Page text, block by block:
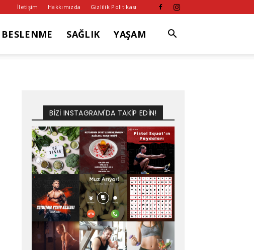
İletişim Hakkımızda Gizlilik Politikası
BESLENME SAĞLIK YAŞAM
BİZİ INSTAGRAM'DA TAKİP EDİN!